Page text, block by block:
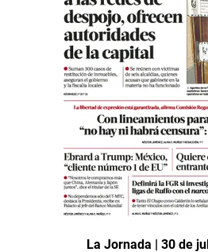
La Jornada | 30 de